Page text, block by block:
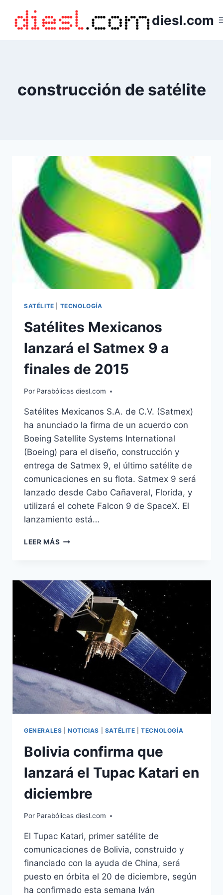
contenido
diesl.com
construcción de satélite
SATÉLITE TECNOLOGÍA
Satélites Mexicanos
lanzará el Satmex 9 a
finales de 2015
Por Parabólicas diesl.com
Satélites Mexicanos S.A. de C.V. (Satmex)
ha anunciado la firma de un acuerdo con
Boeing Satellite Systems International
(Boeing) para el diseño, construcción y
entrega de Satmex 9, el último satélite de
comunicaciones en su flota. Satmex 9 será
lanzado desde Cabo Cañaveral, Florida, y
utilizará el cohete Falcon 9 de SpaceX. El
lanzamiento está…
LEER MÁS SATÉLITES
SATMEX
9
A
FINALES
DE
2015
GENERALES |NOTICIAS SATÉLITE |TECNOLOGÍA
Bolivia confirma que
lanzará el Tupac Katari en
diciembre
Por Parabólicas diesl.com
El Tupac Katari, primer satélite de
comunicaciones de Bolivia, construido y
financiado con la ayuda de China, será
puesto en órbita el 20 de diciembre, según
ha confirmado esta semana Iván